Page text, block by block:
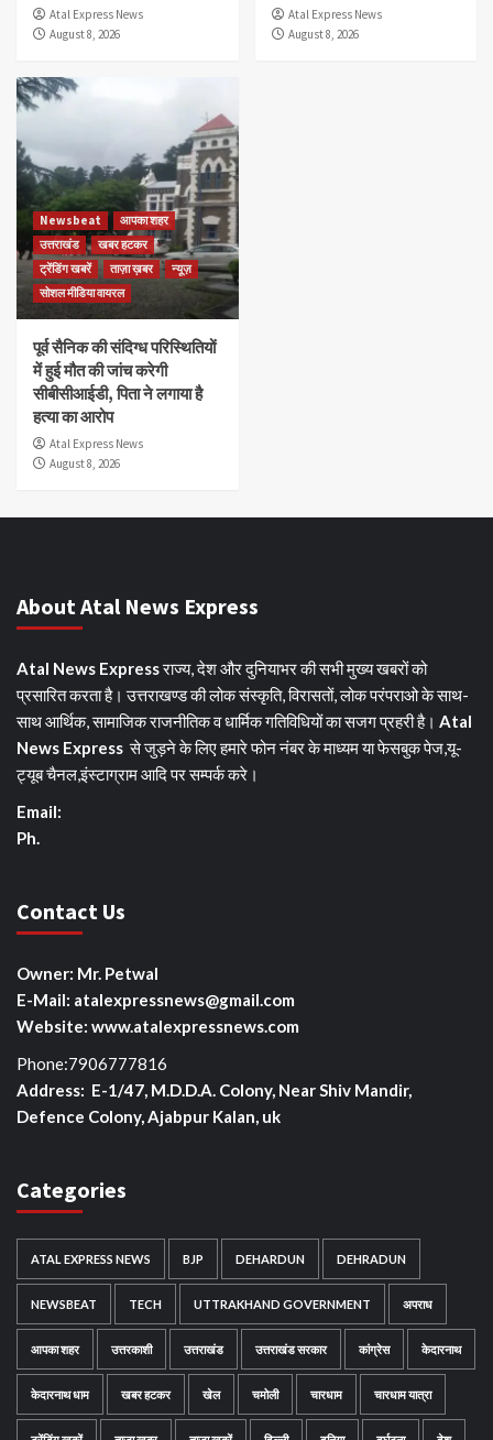
Atal Express News
August 8, 2026
Atal Express News
August 8, 2026
Newsbeat
आपका शहर
उत्तराखंड
खबर हटकर
ट्रेंडिंग खबरें
ताज़ा ख़बर
न्यूज़
सोशल मीडिया वायरल
पूर्व सैनिक की संदिग्ध परिस्थितियों
में हुई मौत की जांच करेगी
सीबीसीआईडी, पिता ने लगाया है
हत्या का आरोप
Atal Express News
August 8, 2026
About Atal News Express
Atal News Expressराज्य, देश और दुनियाभर की सभी मुख्य खबरों को
प्रसारित करता है। उत्तराखण्ड की लोक संस्कृति, विरासतों, लोक परंपराओ के साथ-
साथ आर्थिक, सामाजिक राजनीतिक व धार्मिक गतिविधियों का सजग प्रहरी है। Atal
News Express से जुड़ने के लिए हमारे फोन नंबर के माध्यम या फेसबुक पेज,यू-
ट्यूब चैनल,इंस्टाग्राम आदि पर सम्पर्क करे।
Email:
Ph.
Contact Us
Owner: Mr. Petwal
E-Mail: atalexpressnews@gmail.com
Website: www.atalexpressnews.com
Phone:7906777816
Address: E-1/47, M.D.D.A. Colony, Near Shiv Mandir,
Defence Colony, Ajabpur Kalan, uk
Categories
ATAL EXPRESS NEWS BJP DEHARDUN DEHRADUN
NEWSBEAT TECH UTTRAKHAND GOVERNMENT अपराध
आपका शहर उत्तरकाशी उत्तराखंड उत्तराखंड सरकार कांग्रेस केदारनाथ
केदारनाथ धाम खबर हटकर खेल चमोली चारधाम चारधाम यात्रा